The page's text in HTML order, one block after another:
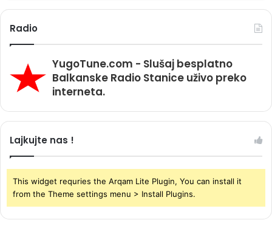
Radio
YugoTune.com - Slušaj besplatno
Balkanske Radio Stanice uživo preko
interneta.
Lajkujte nas !
This widget requries the Arqam Lite Plugin, You can install it
from the Theme settings menu > Install Plugins.